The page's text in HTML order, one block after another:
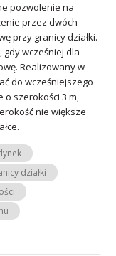
pozwolenie na
przez dwóch
przy granicy działki.
gdy wcześniej dla
Realizowany w
do wcześniejszego
o szerokości 3 m,
nie większe
działki